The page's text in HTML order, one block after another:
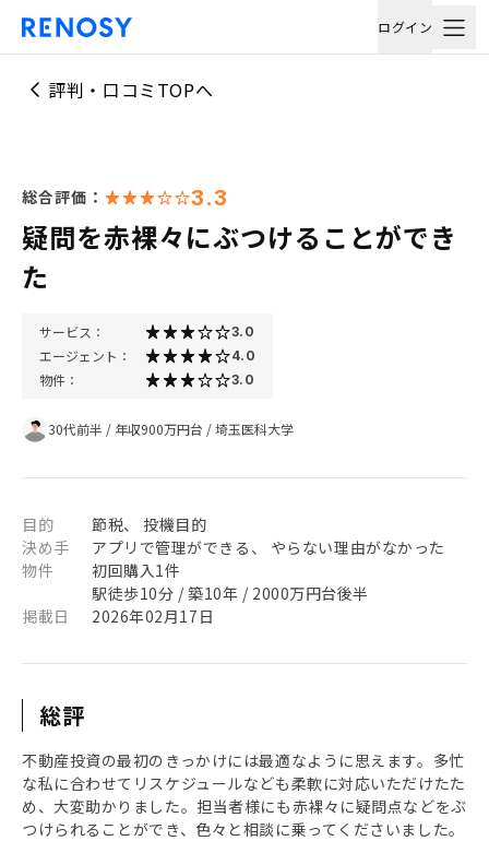
ログイン
評判・口コミTOPへ
総合評価： 3.3
疑問を赤裸々にぶつけることができ
た
サービス： 3.0
エージェント： 4.0
物件： 3.0
30代前半 / 年収900万円台 /埼玉医科大学
目的
節税、 投機目的
決め手
アプリで管理ができる、 やらない理由がなかった
物件
初回購入1件
駅徒歩10分 / 築10年 / 2000万円台後半
掲載日
2026年02月17日
総評
不動産投資の最初のきっかけには最適なように思えます。多忙
な私に合わせてリスケジュールなども柔軟に対応いただけたた
め、大変助かりました。担当者様にも赤裸々に疑問点などをぶ
つけられることができ、色々と相談に乗ってくださいました。